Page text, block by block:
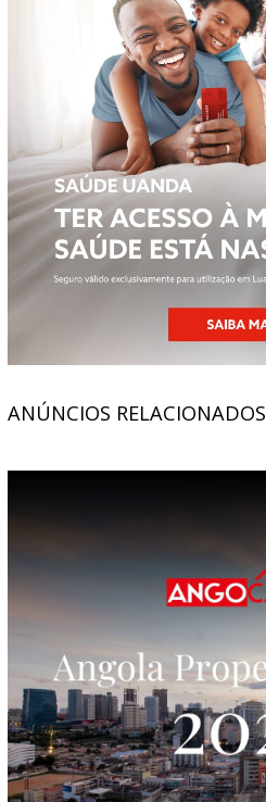
ANÚNCIOS RELACIONADOS